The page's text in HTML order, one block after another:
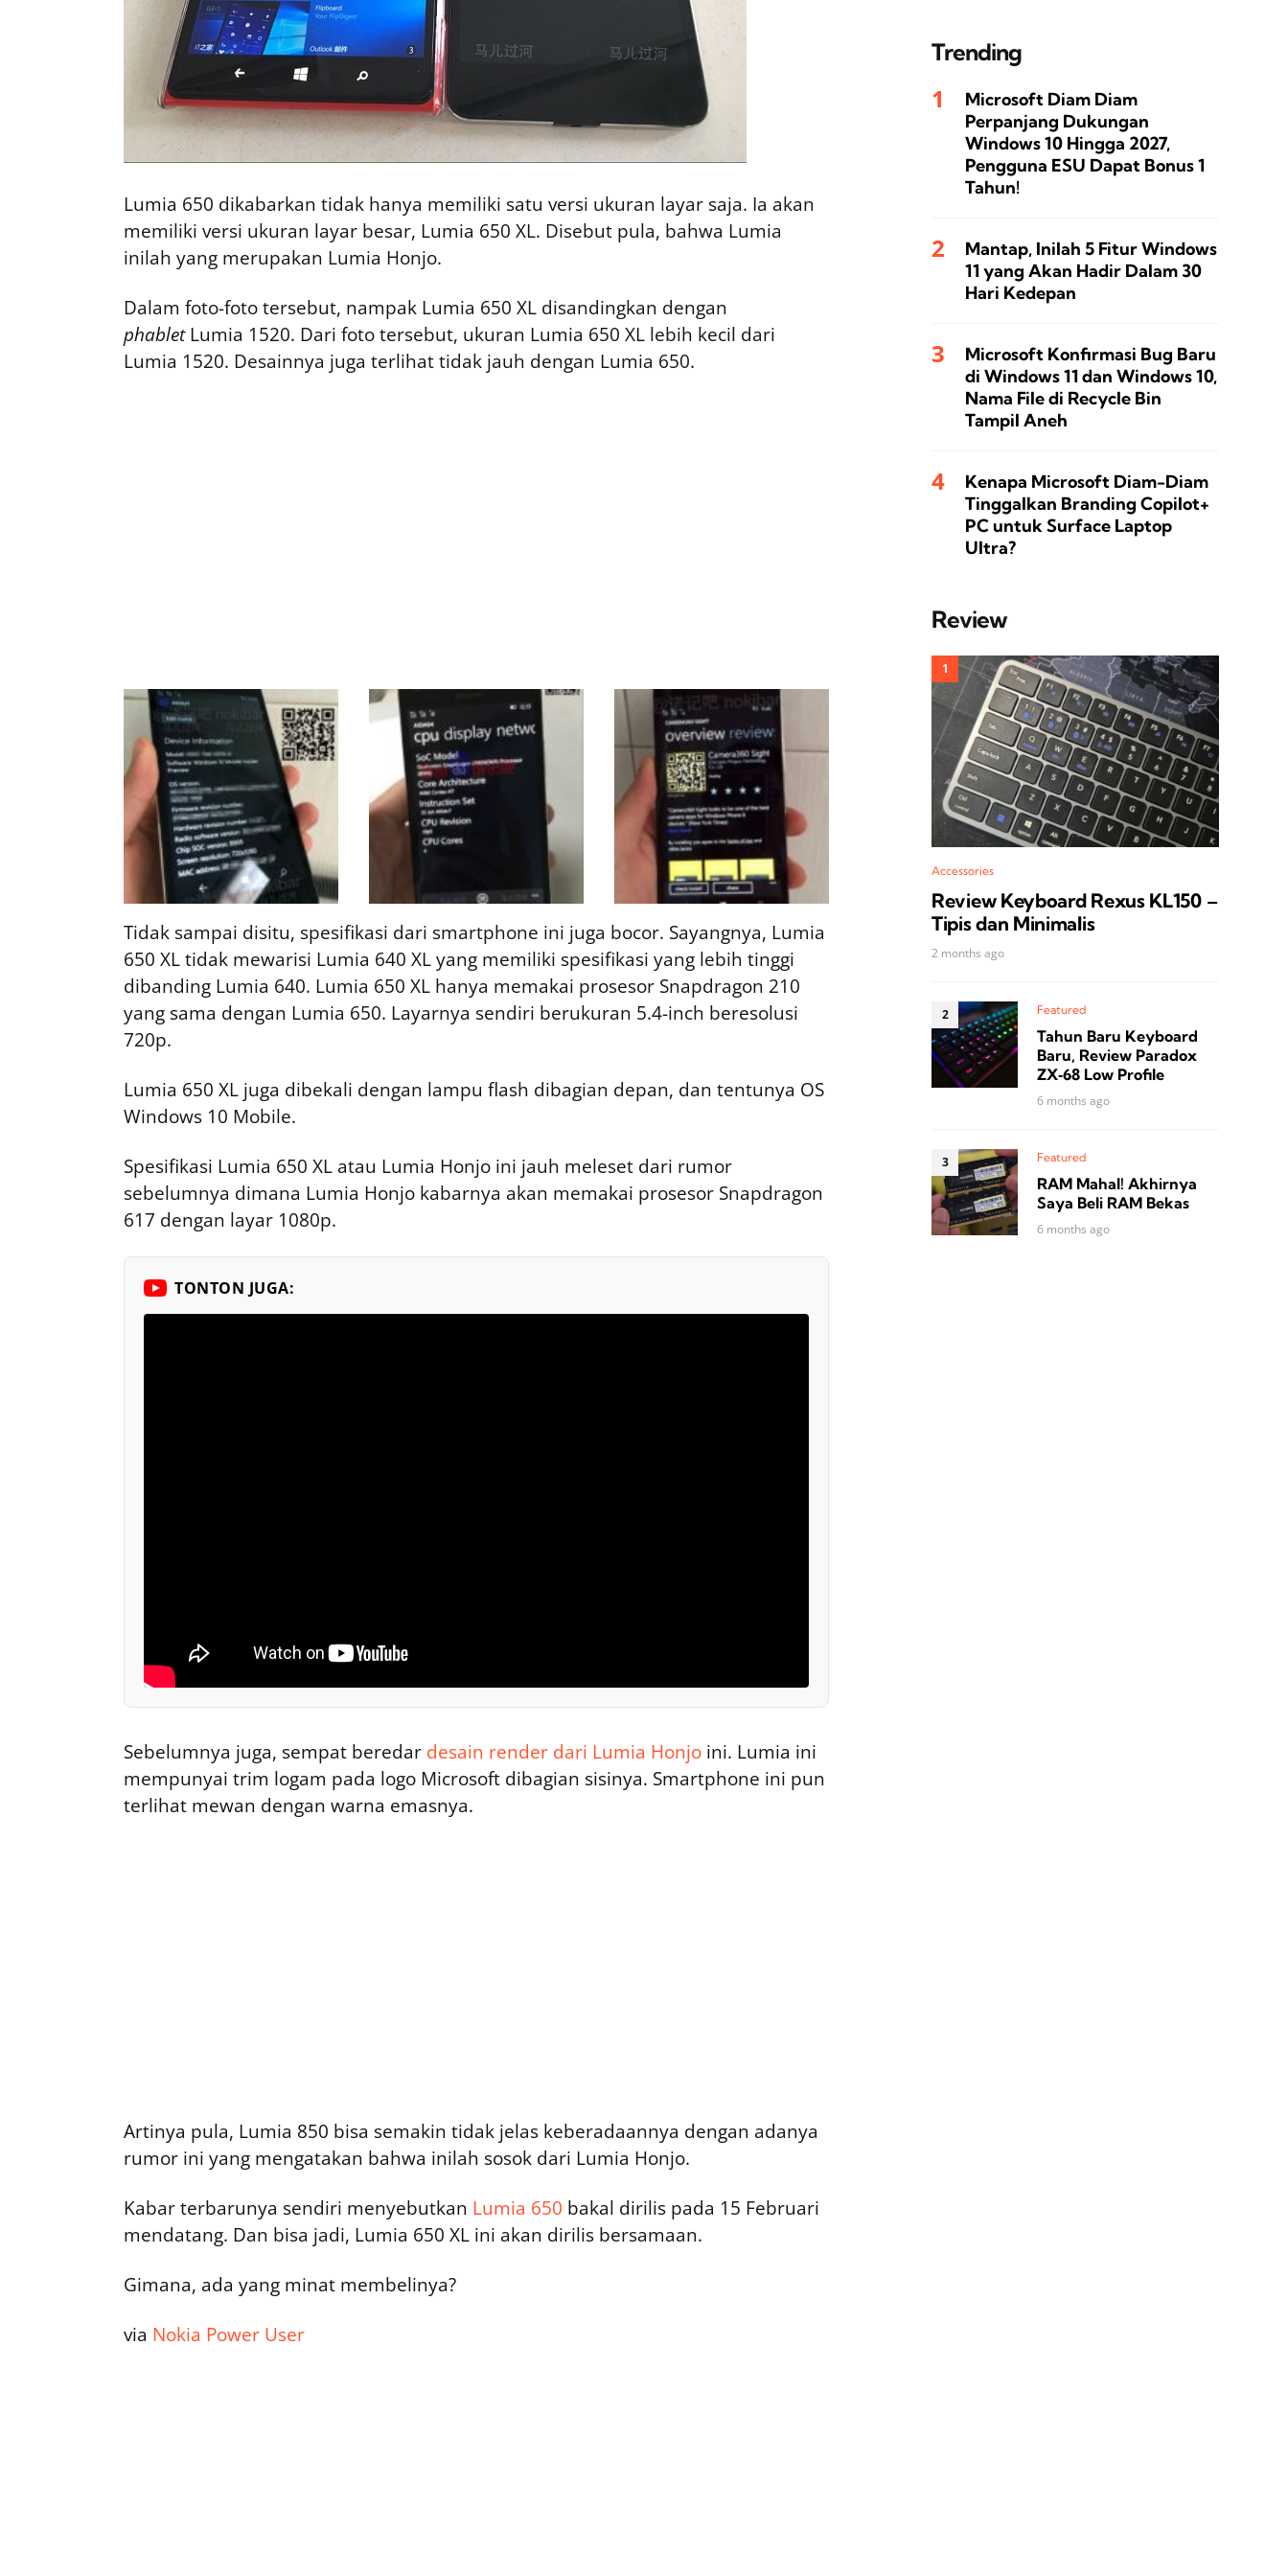
Lumia 650 dikabarkan tidak hanya memiliki satu versi ukuran layar saja. Ia akan
memiliki versi ukuran layar besar, Lumia 650 XL. Disebut pula, bahwa Lumia
inilah yang merupakan Lumia Honjo.
Dalam foto-foto tersebut, nampak Lumia 650 XL disandingkan dengan
phabletLumia 1520. Dari foto tersebut, ukuran Lumia 650 XL lebih kecil dari
Lumia 1520. Desainnya juga terlihat tidak jauh dengan Lumia 650.
Tidak sampai disitu, spesifikasi dari smartphone ini juga bocor. Sayangnya, Lumia
650 XL tidak mewarisi Lumia 640 XL yang memiliki spesifikasi yang lebih tinggi
dibanding Lumia 640. Lumia 650 XL hanya memakai prosesor Snapdragon 210
yang sama dengan Lumia 650. Layarnya sendiri berukuran 5.4-inch beresolusi
720p.
Lumia 650 XL juga dibekali dengan lampu flash dibagian depan, dan tentunya OS
Windows 10 Mobile.
Spesifikasi Lumia 650 XL atau Lumia Honjo ini jauh meleset dari rumor
sebelumnya dimana Lumia Honjo kabarnya akan memakai prosesor Snapdragon
617 dengan layar 1080p.
TONTON JUGA:
Sebelumnya juga, sempat beredar desain render dari Lumia Honjo ini. Lumia ini
mempunyai trim logam pada logo Microsoft dibagian sisinya. Smartphone ini pun
terlihat mewan dengan warna emasnya.
Artinya pula, Lumia 850 bisa semakin tidak jelas keberadaannya dengan adanya
rumor ini yang mengatakan bahwa inilah sosok dari Lumia Honjo.
Kabar terbarunya sendiri menyebutkan Lumia 650 bakal dirilis pada 15 Februari
mendatang. Dan bisa jadi, Lumia 650 XL ini akan dirilis bersamaan.
Gimana, ada yang minat membelinya?
via Nokia Power User
Trending
Microsoft Diam Diam
Perpanjang Dukungan
Windows 10 Hingga 2027,
Pengguna ESU Dapat Bonus 1
Tahun!
Mantap, Inilah 5 Fitur Windows
11 yang Akan Hadir Dalam 30
Hari Kedepan
Microsoft Konfirmasi Bug Baru
di Windows 11 dan Windows 10,
Nama File di Recycle Bin
Tampil Aneh
Kenapa Microsoft Diam-Diam
Tinggalkan Branding Copilot+
PC untuk Surface Laptop
Ultra?
Review
Accessories
Review Keyboard Rexus KL150 –
Tipis dan Minimalis
2 months ago
Featured
Tahun Baru Keyboard
Baru, Review Paradox
ZX‑68 Low Profile
6 months ago
Featured
RAM Mahal! Akhirnya
Saya Beli RAM Bekas
6 months ago